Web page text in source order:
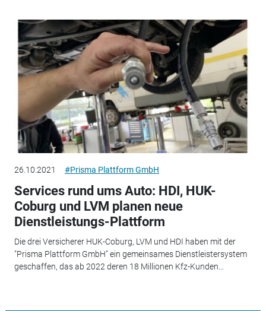
26.10.2021 #Prisma Plattform GmbH
Services rund ums Auto: HDI, HUK-
Coburg und LVM planen neue
Dienstleistungs-Plattform
Die drei Versicherer HUK-Coburg, LVM und HDI haben mit der
"Prisma Plattform GmbH" ein gemeinsames Dienstleistersystem
geschaffen, das ab 2022 deren 18 Millionen Kfz-Kunden...